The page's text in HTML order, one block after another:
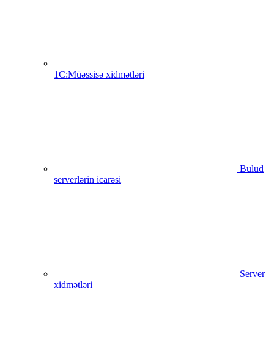
1C:Müəssisə xidmətləri
Bulud
serverlərin icarəsi
Server
xidmətləri